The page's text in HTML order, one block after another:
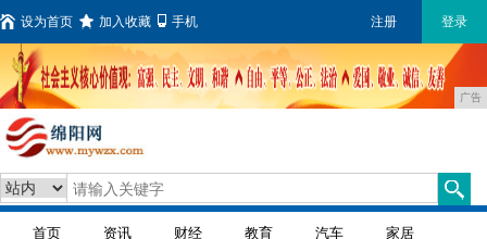
设为首页 加入收藏 手机 注册 登录
广告
首页 资讯 财经 教育 汽车
家居